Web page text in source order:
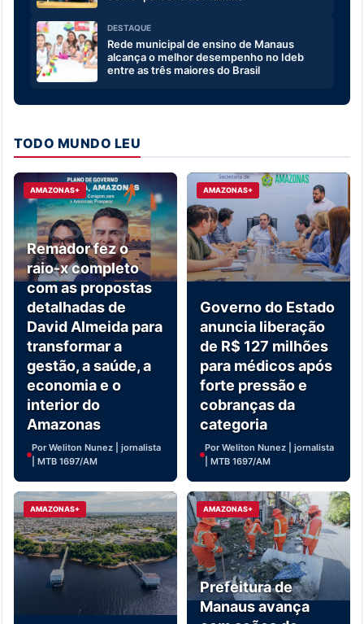
DESTAQUE
Rede municipal de ensino de Manaus
alcança o melhor desempenho no Ideb
entre as três maiores do Brasil
TODO MUNDO LEU
AMAZONAS+
Remador fez o
raio-x completo
com as propostas
detalhadas de
David Almeida para
transformar a
gestão, a saúde, a
economia e o
interior do
Amazonas
Por Weliton Nunez | jornalista
| MTB 1697/AM
AMAZONAS+
Governo do Estado
anuncia liberação
de R$ 127 milhões
para médicos após
forte pressão e
cobranças da
categoria
Por Weliton Nunez | jornalista
| MTB 1697/AM
AMAZONAS+ AMAZONAS+
Prefeitura de
Manaus avança